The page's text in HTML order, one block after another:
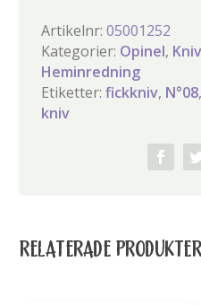
mängd
Artikelnr:05001252
Kategorier: Opinel,
Heminredning
Etiketter:fickkniv, N°08,
kniv
RELATERADE PRODUKTER